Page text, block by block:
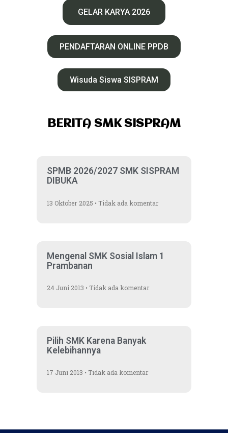
GELAR KARYA 2026
PENDAFTARAN ONLINE PPDB
Wisuda Siswa SISPRAM
BERITA SMK SISPRAM
SPMB 2026/2027 SMK SISPRAM
DIBUKA
13 Oktober 2025 Tidak ada komentar
Mengenal SMK Sosial Islam 1
Prambanan
24 Juni 2013 Tidak ada komentar
Pilih SMK Karena Banyak
Kelebihannya
17 Juni 2013 Tidak ada komentar